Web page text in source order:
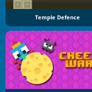
Temple Defence